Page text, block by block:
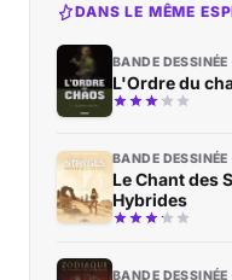
DANS LE MÊME
BANDE DESSINÉE
L'Ordre du
BANDE DESSINÉE
Le Chant des
Hybrides
BANDE DESSINÉE